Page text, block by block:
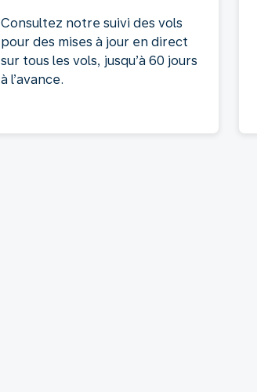
Consultez notre suivi des vols
pour des mises à jour en direct
sur tous les vols, jusqu’à 60 jours
à l’avance.